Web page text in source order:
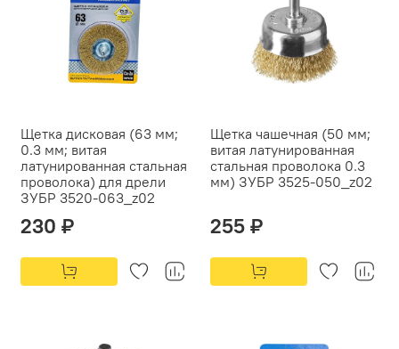
Щетка дисковая (63 мм;
0.3 мм; витая
латунированная стальная
проволока) для дрели
ЗУБР 3520-063_z02
230 ₽
Щетка чашечная (50 мм;
витая латунированная
стальная проволока 0.3
мм) ЗУБР 3525-050_z02
255 ₽